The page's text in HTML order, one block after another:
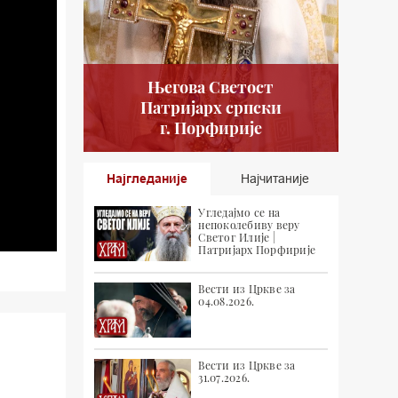
Његова Светост
Патријарх српски
г. Порфирије
Најгледаније Најчитаније
Угледајмо се на
непоколебиву веру
Светог Илије |
Патријарх Порфирије
Вести из Цркве за
04.08.2026.
Вести из Цркве за
31.07.2026.